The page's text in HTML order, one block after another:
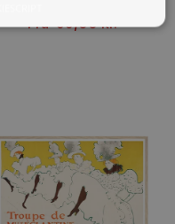
Fra99,00kr.